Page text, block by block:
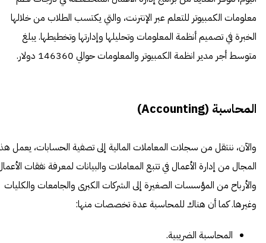
معلومات الكمبيوتر للتعلم عبر الإنترنت، والتي يكتسب الطلاب من خلالها
الخبرة في تصميم أنظمة المعلومات وتحليلها وإدارتها وتخطيطها. يبلغ
متوسط أجر مدير انظمة الكمبيوتر والمعلومات حوالي 146360 دولار.
المحاسبة (Accounting)
والآن، ننتقل من سجلات المعاملات المالية إلى تصفية الحسابات، يعمل
المجال من إدارة الأعمال في تتبع المعاملات والبيانات لمعرفة نفقات
والأرباح من المؤسسات الصغيرة إلى الشركات الكبرى والجامعات والكليات
وغيرها. كما أن هناك للمحاسبة عدة تخصصات منها:
المحاسبة الضريبية.